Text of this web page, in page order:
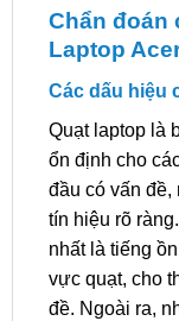
Chẩn đoán
Laptop
Các dấu hiệu
Quạt laptop là
ổn định cho
đầu có vấn đề,
tín hiệu rõ
nhất là tiếng
vực quạt, cho
đề. Ngoài ra,